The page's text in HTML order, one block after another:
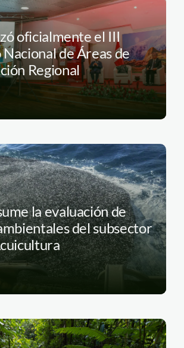
oficialmente el III
de Áreas de
Regional
la evaluación de
del subsector